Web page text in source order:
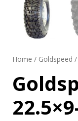
Home / Goldspeed /